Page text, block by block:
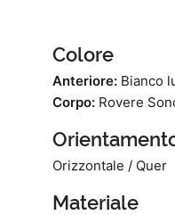
Colore
Anteriore:Bianco
Corpo:Rovere
Orizzontale / Quer
Materiale